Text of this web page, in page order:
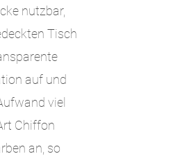
nutzbar,
Tisch
auf und
viel
Chiffon
an, so